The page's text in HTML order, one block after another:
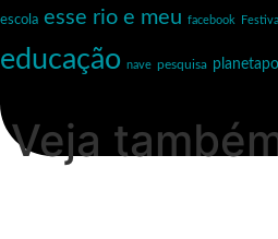
escola esse rio e meu facebook
educação nave pesquisa
Veja